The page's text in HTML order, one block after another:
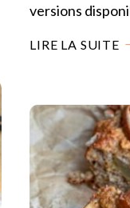
versions
LIRE LA SUITE